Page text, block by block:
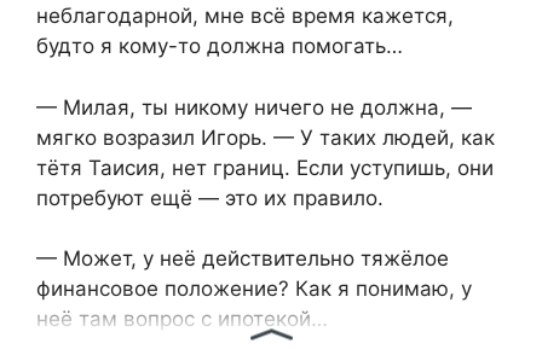
неблагодарной, мне всё время кажется,
будто я кому-то должна помогать…
— Милая, ты никому ничего не должна, —
мягко возразил Игорь. — У таких людей, как
тётя Таисия, нет границ. Если уступишь, они
потребуют ещё — это их правило.
— Может, у неё действительно тяжёлое
финансовое положение? Как я понимаю, у
неё там вопрос с ипотекой…